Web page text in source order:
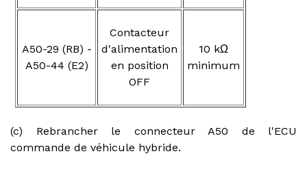
A50-29 (RB) -
A50-44 (E2)
Contacteur
d'alimentation
en position
OFF
10 kΩ
minimum
(c) Rebrancher le connecteur A50 de l'ECU
commande de véhicule hybride.